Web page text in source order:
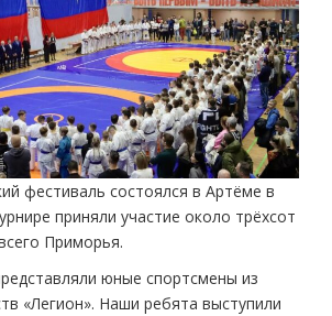
фестиваль состоялся в Артёме в
приняли участие около трёхсот
Приморья.
юные спортсмены из
«Легион». Наши ребята выступили